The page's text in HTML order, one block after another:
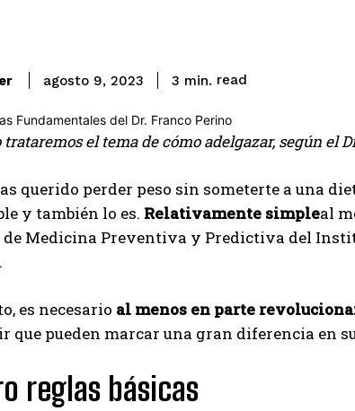
agosto 9, 2023 3 min. read
el tema de cómo adelgazar, según el
querido perder peso sin someterte a una
y también lo es. Relativamente simpleal
de Medicina Preventiva y Predictiva del
es necesario al menos en parte
que pueden marcar una gran diferencia en
reglas básicas